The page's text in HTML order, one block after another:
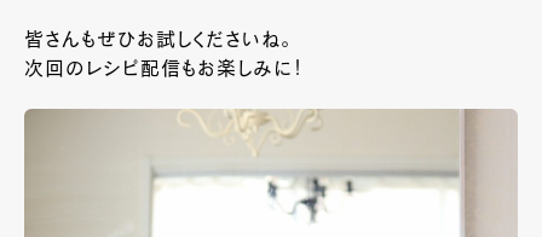
皆さんもぜひお試しくださいね。
次回のレシピ配信もお楽しみに！